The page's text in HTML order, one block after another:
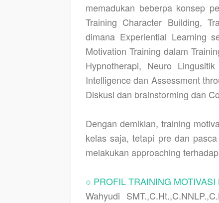
memadukan beberpa konsep
Training Character Building,
dimana Experiential Learning
Motivation Training dalam
Hypnotherapi, Neuro
Intelligence dan Assessment
Diskusi dan brainstorming dan
Dengan demikian, training
kelas saja, tetapi pre dan
melakukan approaching
○ PROFIL TRAINING
Wahyudi